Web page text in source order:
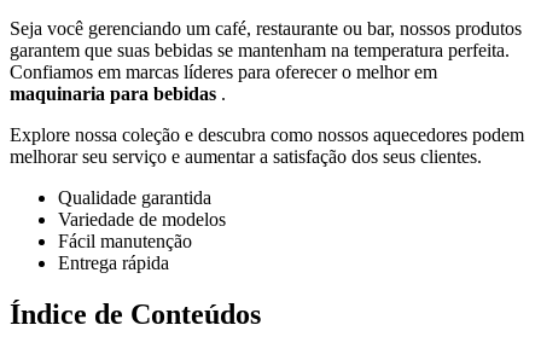
Seja você gerenciando um café, restaurante ou bar, nossos produtos
garantem que suas bebidas se mantenham na temperatura perfeita.
Confiamos em marcas líderes para oferecer o melhor em
maquinaria para bebidas .
Explore nossa coleção e descubra como nossos aquecedores podem
melhorar seu serviço e aumentar a satisfação dos seus clientes.
Qualidade garantida
Variedade de modelos
Fácil manutenção
Entrega rápida
Índice de Conteúdos